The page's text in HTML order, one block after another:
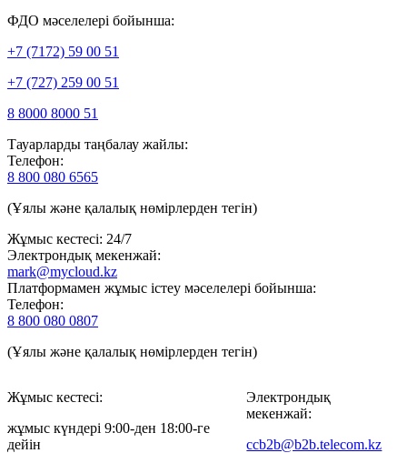
ФДО мәселелері бойынша:
+7 (7172) 59 00 51
+7 (727) 259 00 51
8 8000 8000 51
Тауарларды таңбалау жайлы:
Телефон:
8 800 080 6565
(Ұялы және қалалық нөмірлерден тегін)
Жұмыс кестесі: 24/7
Электрондық мекенжай:
mark@mycloud.kz
Платформамен жұмыс істеу мәселелері бойынша:
Телефон:
8 800 080 0807
(Ұялы және қалалық нөмірлерден тегін)
Жұмыс кестесі:
жұмыс күндері 9:00-ден 18:00-ге
дейін
Электрондық
мекенжай:
ccb2b@b2b.telecom.kz